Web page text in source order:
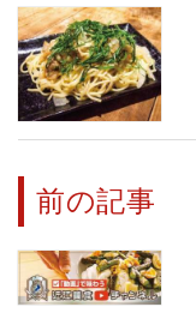
前の記事